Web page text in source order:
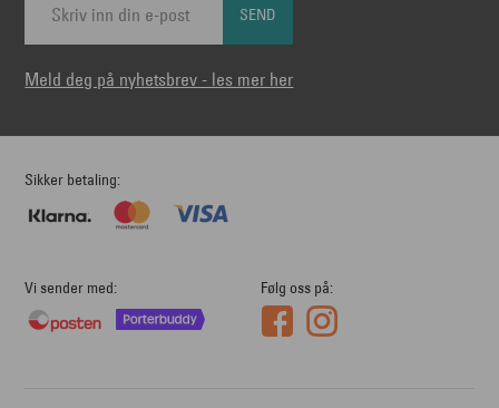
SEND
Meld deg på nyhetsbrev - les mer her
Sikker betaling
Vi sender med Følg oss på